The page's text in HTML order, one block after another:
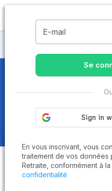
Maisons de retraite
Maisons de
Tulle
Obtenez le
établissements
critères en
E-mail
Se
En vous inscrivant, vous
traitement de vos données
Retraite, conformément à la
confidentialité